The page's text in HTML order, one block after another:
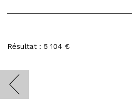
Résultat : 5 104 €